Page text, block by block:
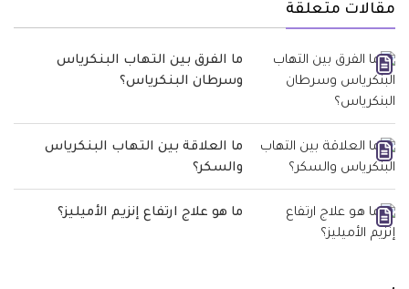
مقالات متعلقة
ما الفرق بين التهاب البنكرياس
وسرطان البنكرياس؟
ما العلاقة بين التهاب البنكرياس
والسكر؟
ما هو علاج ارتفاع إنزيم الأميليز؟